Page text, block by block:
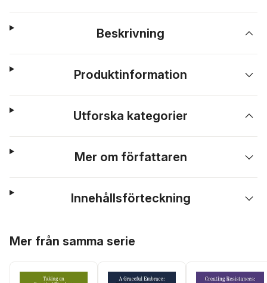
Beskrivning
Produktinformation
Utforska kategorier
Mer om författaren
Innehållsförteckning
Mer från samma serie